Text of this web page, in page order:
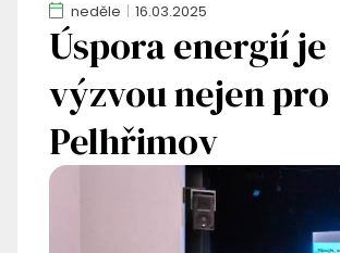
neděle 16.03.2025
Úspora energií je
výzvou nejen pro
Pelhřimov